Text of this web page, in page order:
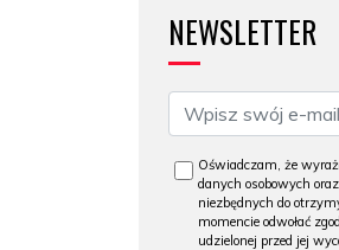
NEWSLETTER
Oświadczam, że
danych osobowych
niezbędnych do
momencie odwołać
udzielonej przed jej